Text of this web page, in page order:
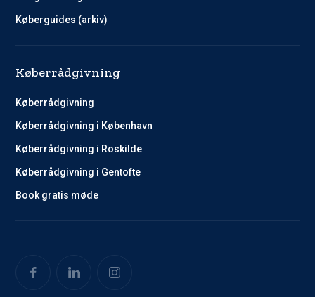
Køberguides (arkiv)
Køberrådgivning
Køberrådgivning
Køberrådgivning i København
Køberrådgivning i Roskilde
Køberrådgivning i Gentofte
Book gratis møde